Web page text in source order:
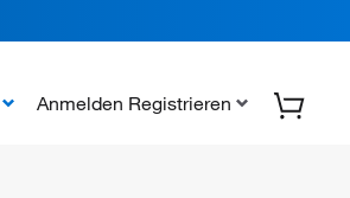
Anmelden Registrieren